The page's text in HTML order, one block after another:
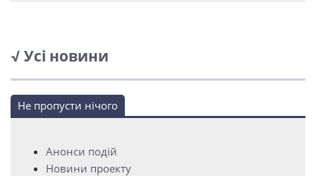
√ Усі новини
Не пропусти нічого
Анонси подій
Новини проекту